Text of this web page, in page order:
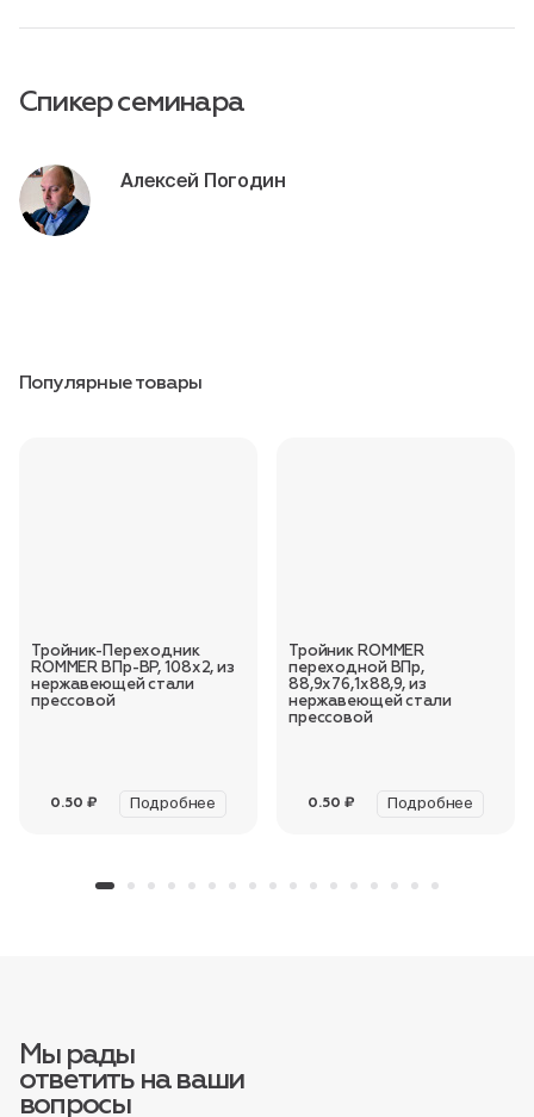
Спикер семинара
Алексей Погодин
Популярные товары
Тройник-Переходник
ROMMER ВПр-ВР, 108х2, из
нержавеющей стали
прессовой
0.50 ₽ Подробнее
Тройник ROMMER
переходной ВПр,
88,9х76,1х88,9, из
нержавеющей стали
прессовой
0.50 ₽ Подробнее
Мы рады
ответить на ваши
вопросы